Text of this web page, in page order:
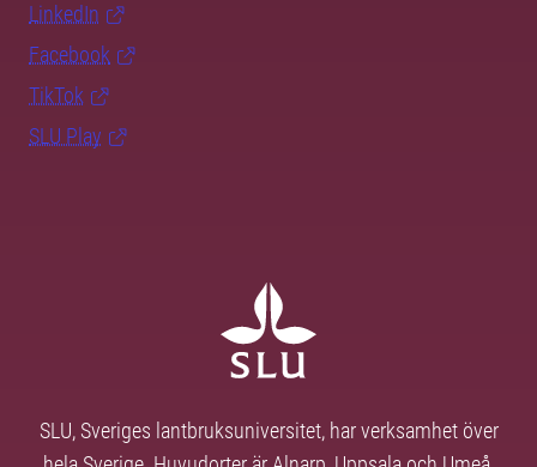
LinkedIn
Facebook
TikTok
SLU Play
SLU, Sveriges lantbruksuniversitet, har verksamhet över